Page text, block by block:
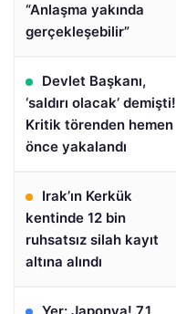
“Anlaşma yakında
gerçekleşebilir”
Devlet Başkanı,
‘saldırı olacak’ demişti!
Kritik törenden hemen
önce yakalandı
Irak’ın Kerkük
kentinde 12 bin
ruhsatsız silah kayıt
altına alındı